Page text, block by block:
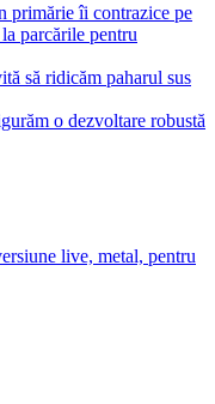
primărie îi contrazice pe
parcările pentru
să ridicăm paharul sus
o dezvoltare robustă
live, metal, pentru